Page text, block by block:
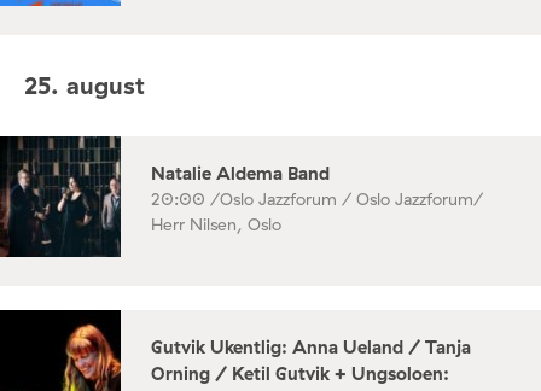
25. august
Natalie Aldema Band
20:00 /Oslo Jazzforum / Oslo Jazzforum/
Herr Nilsen, Oslo
Gutvik Ukentlig: Anna Ueland / Tanja
Orning / Ketil Gutvik + Ungsoloen: